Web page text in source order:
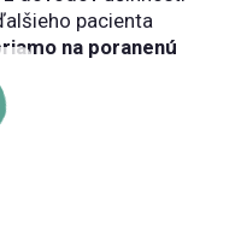
pacienta
na poranenú